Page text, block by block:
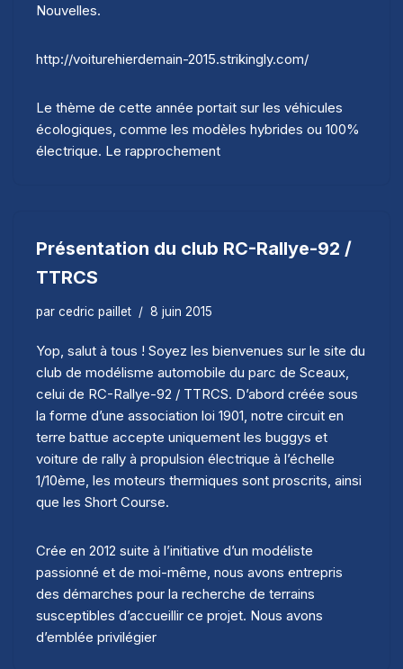
Nouvelles.
http://voiturehierdemain-2015.strikingly.com/
Le thème de cette année portait sur les véhicules
écologiques, comme les modèles hybrides ou 100%
électrique. Le rapprochement
Présentation du club RC-Rallye-92 /
TTRCS
par cedric paillet 8 juin 2015
Yop, salut à tous ! Soyez les bienvenues sur le site du
club de modélisme automobile du parc de Sceaux,
celui de RC-Rallye-92 / TTRCS. D’abord créée sous
la forme d’une association loi 1901, notre circuit en
terre battue accepte uniquement les buggys et
voiture de rally à propulsion électrique à l’échelle
1/10ème, les moteurs thermiques sont proscrits, ainsi
que les Short Course.
Crée en 2012 suite à l’initiative d’un modéliste
passionné et de moi-même, nous avons entrepris
des démarches pour la recherche de terrains
susceptibles d’accueillir ce projet. Nous avons
d’emblée privilégier